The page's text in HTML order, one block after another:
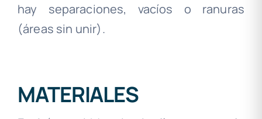
hay separaciones, vacíos o ranuras
(áreas sin unir).
MATERIALES